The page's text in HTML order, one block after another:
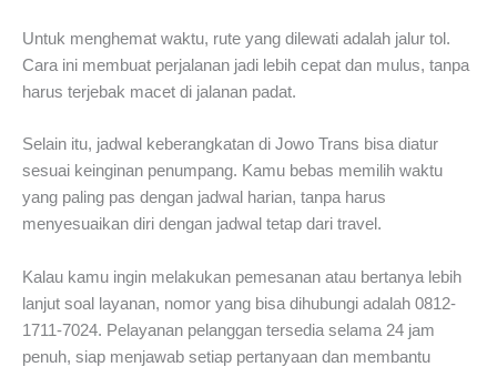
Untuk menghemat waktu, rute yang dilewati adalah jalur tol.
Cara ini membuat perjalanan jadi lebih cepat dan mulus, tanpa
harus terjebak macet di jalanan padat.
Selain itu, jadwal keberangkatan di Jowo Trans bisa diatur
sesuai keinginan penumpang. Kamu bebas memilih waktu
yang paling pas dengan jadwal harian, tanpa harus
menyesuaikan diri dengan jadwal tetap dari travel.
Kalau kamu ingin melakukan pemesanan atau bertanya lebih
lanjut soal layanan, nomor yang bisa dihubungi adalah 0812-
1711-7024. Pelayanan pelanggan tersedia selama 24 jam
penuh, siap menjawab setiap pertanyaan dan membantu